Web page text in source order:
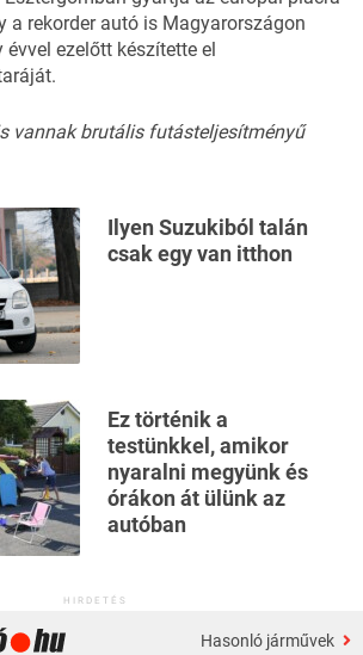
a rekorder autó is Magyarországon
évvel ezelőtt készítette el
.
vannak brutális futásteljesítményű
Ilyen Suzukiból talán
csak egy van itthon
Ez történik a
testünkkel, amikor
nyaralni megyünk és
órákon át ülünk az
autóban
HIRDETÉS
Hasonló járművek